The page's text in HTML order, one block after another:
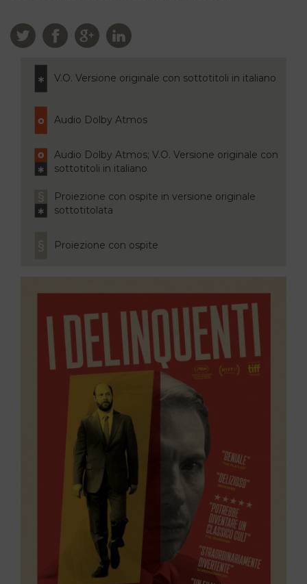
V.O. Versione originale con sottotitoli in italiano
Audio Dolby Atmos
Audio Dolby Atmos; V.O. Versione originale con
sottotitoli in italiano
Proiezione con ospite in versione originale
sottotitolata
Proiezione con ospite